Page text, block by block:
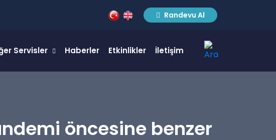
Randevu Al
Servisler Haberler Etkinlikler İletişim
öncesine benzer